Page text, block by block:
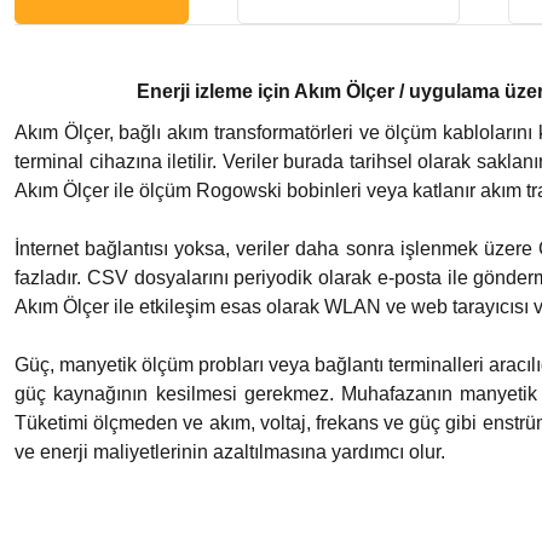
Enerji izleme için Akım Ölçer / uygulama
Akım Ölçer, bağlı akım transformatörleri ve ölçüm
terminal cihazına iletilir. Veriler burada tarihsel olarak
Akım Ölçer ile ölçüm Rogowski bobinleri veya katlanır akım
İnternet bağlantısı yoksa, veriler daha sonra işlenmek
fazladır. CSV dosyalarını periyodik olarak e-posta ile
Akım Ölçer ile etkileşim esas olarak WLAN ve web tarayıcısı
Güç, manyetik ölçüm probları veya bağlantı terminalleri
güç kaynağının kesilmesi gerekmez. Muhafazanın
Tüketimi ölçmeden ve akım, voltaj, frekans ve güç gibi
ve enerji maliyetlerinin azaltılmasına yardımcı olur.